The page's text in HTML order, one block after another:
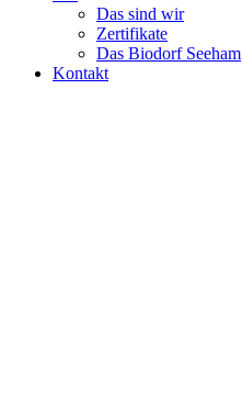
Das sind wir
Zertifikate
Das Biodorf Seeham
Kontakt